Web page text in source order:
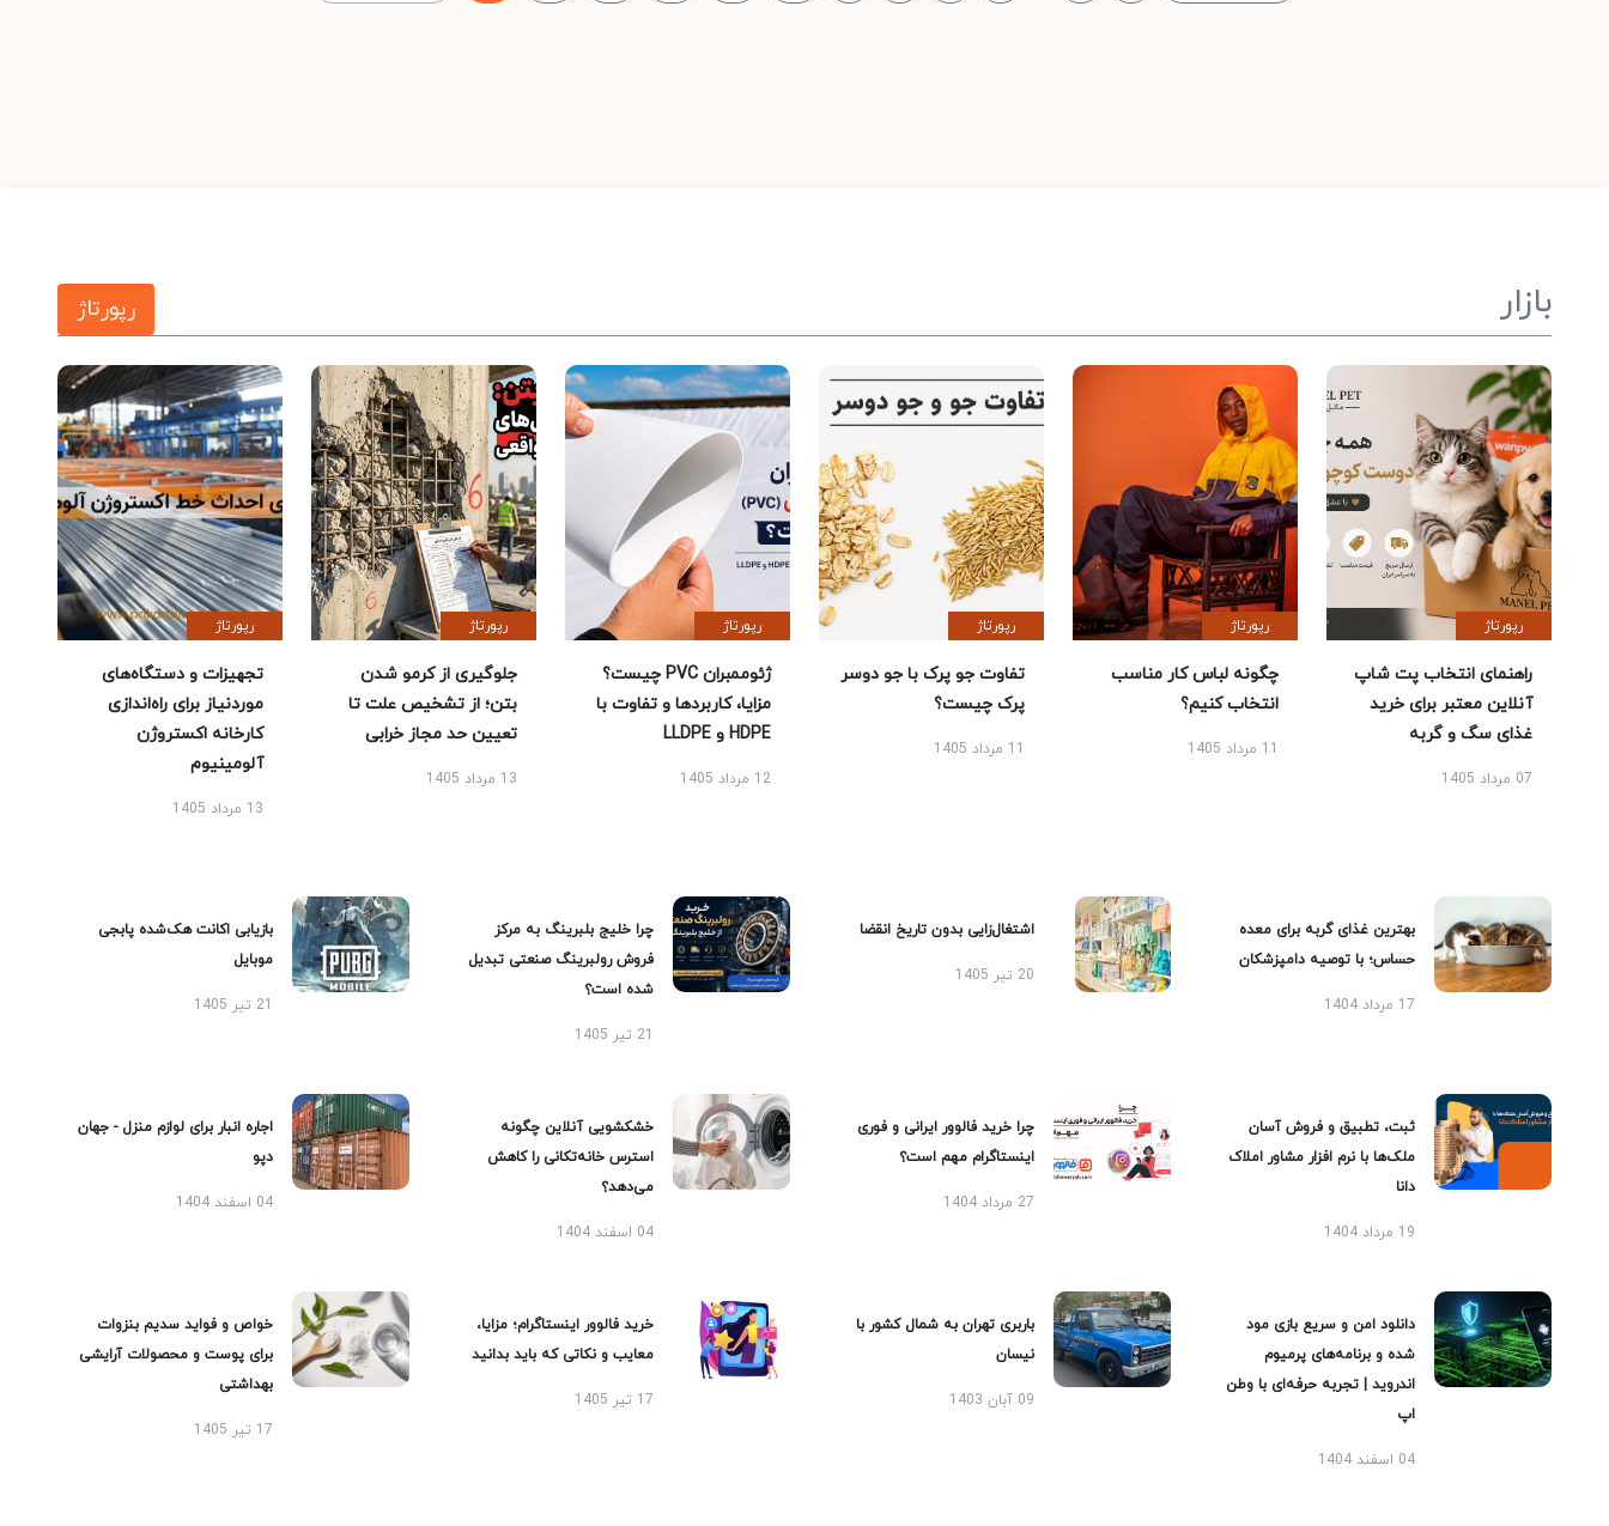
بازار رپورتاژ
رپورتاژ
راهنمای انتخاب پت شاپ
آنلاین معتبر برای خرید
غذای سگ و گربه
07 مرداد 1405
رپورتاژ
چگونه لباس کار مناسب
انتخاب کنیم؟
11 مرداد 1405
رپورتاژ
تفاوت جو پرک با جو دوسر
پرک چیست؟
11 مرداد 1405
رپورتاژ
ژئوممبران PVC چیست؟
مزایا، کاربردها و تفاوت با
HDPE و LLDPE
12 مرداد 1405
رپورتاژ
جلوگیری از کرمو شدن
بتن؛ از تشخیص علت تا
تعیین حد مجاز خرابی
13 مرداد 1405
رپورتاژ
تجهیزات و دستگاه‌های
موردنیاز برای راه‌اندازی
کارخانه اکستروژن
آلومینیوم
13 مرداد 1405
بهترین غذای گربه برای معده
حساس؛ با توصیه دامپزشکان
17 مرداد 1404
اشتغال‌زایی بدون تاریخ انقضا
20 تیر 1405
چرا خلیج بلبرینگ به مرکز
فروش رولبرینگ صنعتی تبدیل
شده است؟
21 تیر 1405
بازیابی اکانت هک‌شده پابجی
موبایل
21 تیر 1405
ثبت، تطبیق و فروش آسان
ملک‌ها با نرم افزار مشاور املاک
دانا
19 مرداد 1404
چرا خرید فالوور ایرانی و فوری
اینستاگرام مهم است؟
27 مرداد 1404
خشکشویی آنلاین چگونه
استرس خانه‌تکانی را کاهش
می‌دهد؟
04 اسفند 1404
اجاره انبار برای لوازم منزل - جهان
دپو
04 اسفند 1404
دانلود امن و سریع بازی مود
شده و برنامه‌های پرمیوم
اندروید | تجربه حرفه‌ای با وطن
اپ
04 اسفند 1404
باربری تهران به شمال کشور با
نیسان
09 آبان 1403
خرید فالوور اینستاگرام؛ مزایا،
معایب و نکاتی که باید بدانید
17 تیر 1405
خواص و فواید سدیم بنزوات
برای پوست و محصولات آرایشی
بهداشتی
17 تیر 1405